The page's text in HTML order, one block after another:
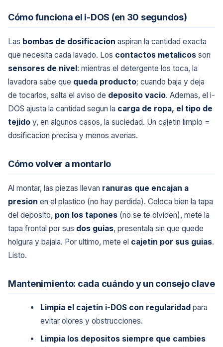
Cómo funciona el i-DOS (en 30 segundos)
Las bombas de dosificacion aspiran la cantidad exacta
que necesita cada lavado. Los contactos metalicos son
sensores de nivel: mientras el detergente los toca, la
lavadora sabe que queda producto; cuando baja y deja
de tocarlos, salta el aviso de deposito vacio. Ademas, el i-
DOS ajusta la cantidad segun la carga de ropa, el tipo de
tejido y, en algunos casos, la suciedad. Un cajetin limpio =
dosificacion precisa y menos averias.
Cómo volver a montarlo
Al montar, las piezas llevan ranuras que encajan a
presion en el plastico (no hay perdida). Coloca bien la tapa
del deposito, pon los tapones (no se te olviden), mete la
tapa frontal por sus dos guias, presentala sin que quede
holgura y bajala. Por ultimo, mete el cajetin por sus guias.
Listo.
Mantenimiento: cada cuándo y un consejo clave
Limpia el cajetin i-DOS con regularidad para
evitar olores y obstrucciones.
Limpia los depositos siempre que cambies